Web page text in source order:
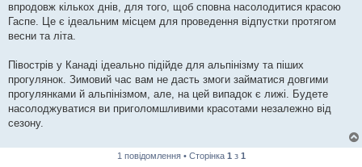
впродовж кількох днів, для того, щоб сповна насолодитися красою
Гаспе. Це є ідеальним місцем для проведення відпустки протягом
весни та літа.
Півострів у Канаді ідеально підійде для альпінізму та піших
прогулянок. Зимовий час вам не дасть змоги займатися довгими
прогулянками й альпінізмом, але, на цей випадок є лижі. Будете
насолоджуватися ви приголомшливими красотами незалежно від
сезону.
1 повідомлення • Сторінка 1 з 1